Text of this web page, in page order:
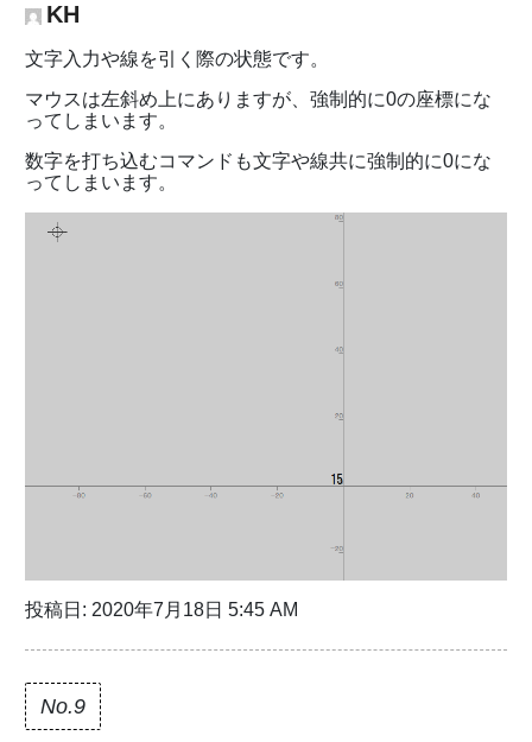
KH
文字入力や線を引く際の状態です。
マウスは左斜め上にありますが、強制的に0の座標にな
ってしまいます。
数字を打ち込むコマンドも文字や線共に強制的に0にな
ってしまいます。
投稿日: 2020年7月18日 5:45 AM
No.9